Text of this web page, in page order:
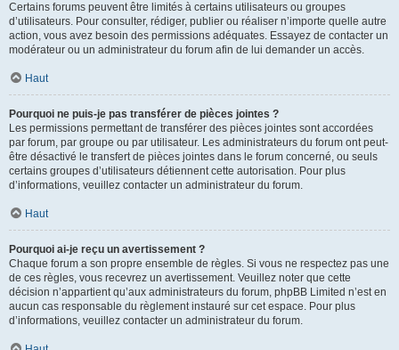
Certains forums peuvent être limités à certains utilisateurs ou groupes
d’utilisateurs. Pour consulter, rédiger, publier ou réaliser n’importe quelle autre
action, vous avez besoin des permissions adéquates. Essayez de contacter un
modérateur ou un administrateur du forum afin de lui demander un accès.
Haut
Pourquoi ne puis-je pas transférer de pièces jointes ?
Les permissions permettant de transférer des pièces jointes sont accordées
par forum, par groupe ou par utilisateur. Les administrateurs du forum ont peut-
être désactivé le transfert de pièces jointes dans le forum concerné, ou seuls
certains groupes d’utilisateurs détiennent cette autorisation. Pour plus
d’informations, veuillez contacter un administrateur du forum.
Haut
Pourquoi ai-je reçu un avertissement ?
Chaque forum a son propre ensemble de règles. Si vous ne respectez pas une
de ces règles, vous recevrez un avertissement. Veuillez noter que cette
décision n’appartient qu’aux administrateurs du forum, phpBB Limited n’est en
aucun cas responsable du règlement instauré sur cet espace. Pour plus
d’informations, veuillez contacter un administrateur du forum.